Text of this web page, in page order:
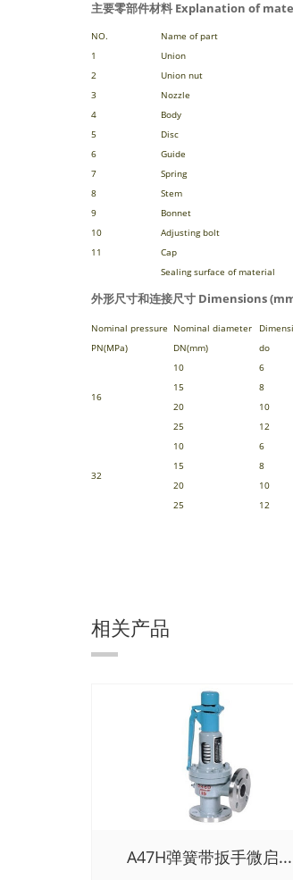
主要零部件材料 Explanation of
NO. Name of part
1
Union
2
Union nut
3
Nozzle
4
Body
5
Disc
6
Guide
7
Spring
8
Stem
9
Bonnet
10
Adjusting bolt
11
Cap
Sealing surface of material
外形尺寸和连接尺寸 Dimensions
Nominal pressure
PN(MPa)
Nominal diameter
DN(mm)
do
16
10 6
15
8
20
10
25
12
32
10 6
15
8
20
10
25
12
相关产品
A47H弹簧带扳手微启...